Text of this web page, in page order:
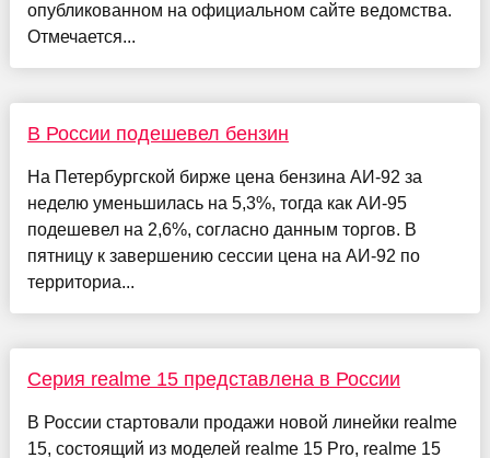
опубликованном на официальном сайте ведомства.
Отмечается...
В России подешевел бензин
На Петербургской бирже цена бензина АИ-92 за
неделю уменьшилась на 5,3%, тогда как АИ-95
подешевел на 2,6%, согласно данным торгов. В
пятницу к завершению сессии цена на АИ-92 по
территориа...
Серия realme 15 представлена в России
В России стартовали продажи новой линейки realme
15, состоящий из моделей realme 15 Pro, realme 15